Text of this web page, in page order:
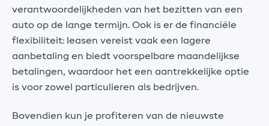
verantwoordelijkheden van het bezitten van een
auto op de lange termijn. Ook is er de financiële
flexibiliteit: leasen vereist vaak een lagere
aanbetaling en biedt voorspelbare maandelijkse
betalingen, waardoor het een aantrekkelijke optie
is voor zowel particulieren als bedrijven.
Bovendien kun je profiteren van de nieuwste